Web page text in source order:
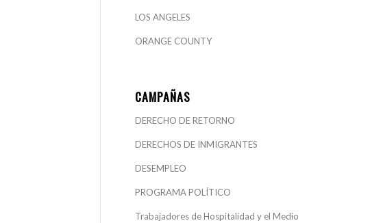
LOS ANGELES
ORANGE COUNTY
CAMPAÑAS
DERECHO DE RETORNO
DERECHOS DE INMIGRANTES
DESEMPLEO
PROGRAMA POLÍTICO
Trabajadores de Hospitalidad y el Medio